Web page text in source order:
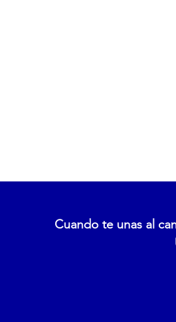
Cuando te unas al